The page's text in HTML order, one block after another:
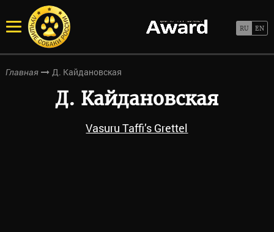
Главная Д. Кайдановская
Д. Кайдановская
Vasuru Taffi’s Grettel